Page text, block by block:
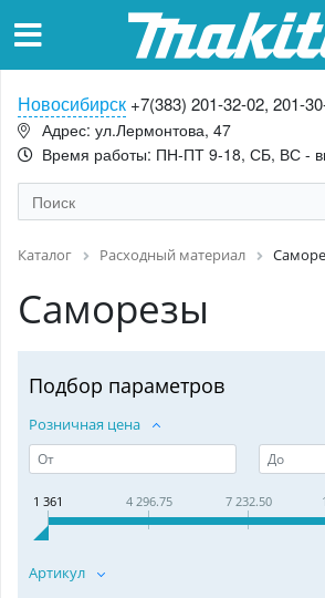
Новосибирск +7(383) 201-32-02, 201-
Адрес: ул.Лермонтова, 47
Время работы: ПН-ПТ 9-18, СБ, ВС -
Каталог Расходный материал
Саморезы
Подбор параметров
Розничная цена
1 361 4 296.75 7 232.50
Артикул